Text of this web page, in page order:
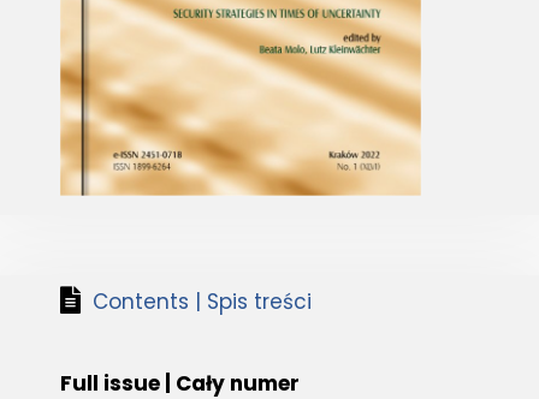
Contents | Spis treści
Full issue | Cały numer